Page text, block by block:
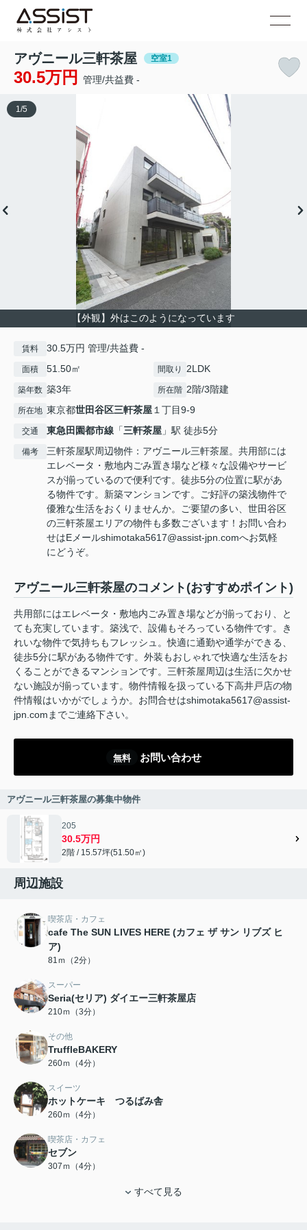
アヴニール三軒茶屋 空室1
30.5万円 管理/共益費 -
【外観】外はこのようになっています
1 /5
賃料 30.5万円 管理/共益費 -
面積 51.50㎡ 間取り 2LDK
築年数 築3年 所在階 2階/3階建
所在地 東京都世田谷区三軒茶屋 １丁目9-9
交通 東急田園都市線 「三軒茶屋 」駅 徒歩5分
備考
三軒茶屋駅周辺物件：アヴニール三軒茶屋。共用部には
エレベータ・敷地内ごみ置き場など様々な設備やサービ
スが揃っているので便利です。徒歩5分の位置に駅があ
る物件です。新築マンションです。ご好評の築浅物件で
優雅な生活をおくりませんか。ご要望の多い、世田谷区
の三軒茶屋エリアの物件も多数ございます！お問い合わ
せはEメールshimotaka5617@assist-jpn.comへお気軽
にどうぞ。
アヴニール三軒茶屋のコメント(おすすめポイント)
共用部にはエレベータ・敷地内ごみ置き場などが揃っており、と
ても充実しています。築浅で、設備もそろっている物件です。き
れいな物件で気持ちもフレッシュ。快適に通勤や通学ができる、
徒歩5分に駅がある物件です。外装もおしゃれで快適な生活をお
くることができるマンションです。三軒茶屋周辺は生活に欠かせ
ない施設が揃っています。物件情報を扱っている下高井戸店の物
件情報はいかがでしょうか。お問合せはshimotaka5617@assist-
jpn.comまでご連絡下さい。
無料 お問い合わせ
アヴニール三軒茶屋の募集中物件
205
30.5万円
2階 / 15.57坪(51.50㎡)
周辺施設
喫茶店・カフェ
cafe The SUN LIVES HERE (カフェ ザ サン リブズ ヒ
ア)
81ｍ（2分）
スーパー
Seria(セリア) ダイエー三軒茶屋店
210ｍ（3分）
その他
TruffleBAKERY
260ｍ（4分）
スイーツ
ホットケーキ つるばみ舎
260ｍ（4分）
喫茶店・カフェ
セブン
307ｍ（4分）
すべて見る